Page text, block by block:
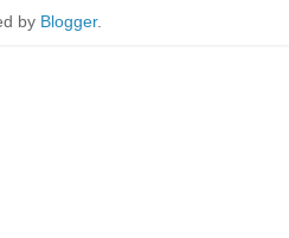
by Blogger.